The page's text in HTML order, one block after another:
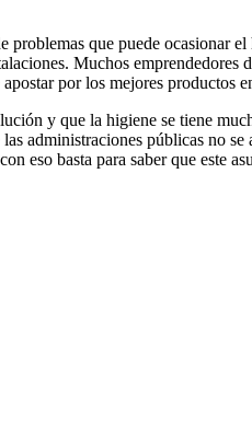
que puede ocasionar
Muchos
por los mejores productos
y que la higiene se tiene
administraciones públicas no
eso basta para saber que este